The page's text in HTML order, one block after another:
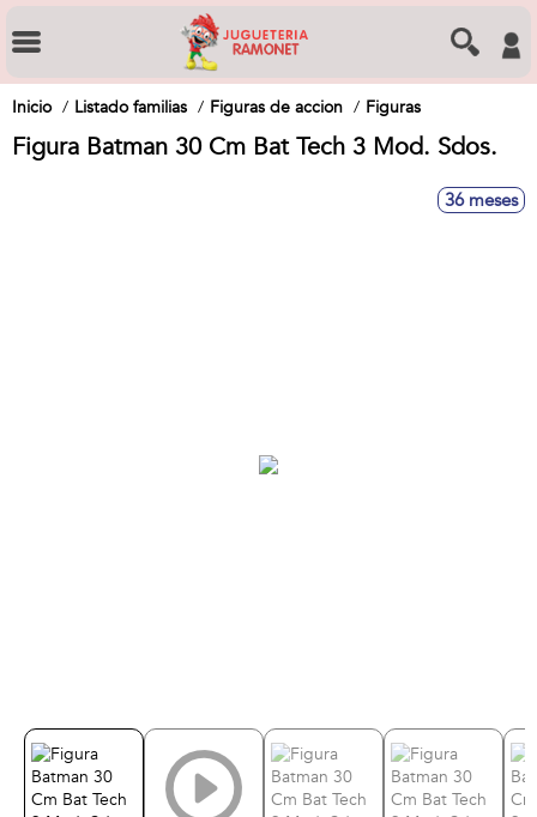
Inicio Listado familias Figuras de accion Figuras
Figura Batman 30 Cm Bat Tech 3 Mod. Sdos.
36 meses